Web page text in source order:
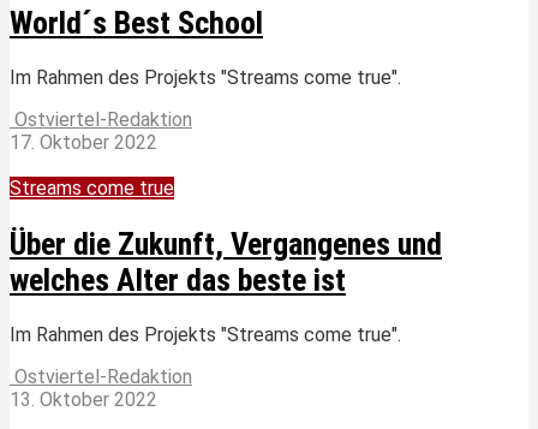
World´s Best School
Im Rahmen des Projekts "Streams come true".
Ostviertel-Redaktion
17. Oktober 2022
Streams come true
Über die Zukunft, Vergangenes und
welches Alter das beste ist
Im Rahmen des Projekts "Streams come true".
Ostviertel-Redaktion
13. Oktober 2022